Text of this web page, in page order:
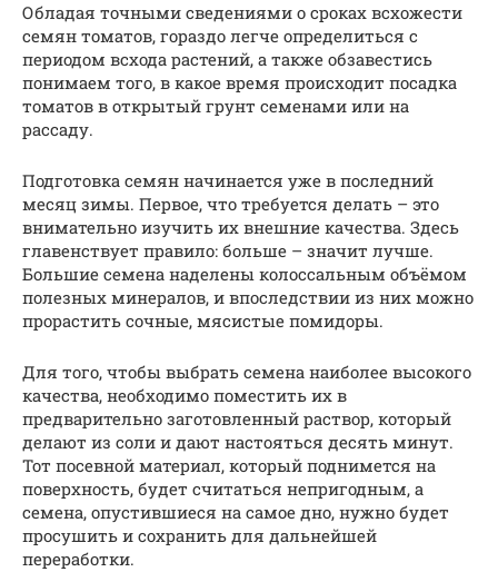
Обладая точными сведениями о сроках всхожести
семян томатов, гораздо легче определиться с
периодом всхода растений, а также обзавестись
понимаем того, в какое время происходит посадка
томатов в открытый грунт семенами или на
рассаду.
Подготовка семян начинается уже в последний
месяц зимы. Первое, что требуется делать – это
внимательно изучить их внешние качества. Здесь
главенствует правило: больше – значит лучше.
Большие семена наделены колоссальным объёмом
полезных минералов, и впоследствии из них можно
прорастить сочные, мясистые помидоры.
Для того, чтобы выбрать семена наиболее высокого
качества, необходимо поместить их в
предварительно заготовленный раствор, который
делают из соли и дают настояться десять минут.
Тот посевной материал, который поднимется на
поверхность, будет считаться непригодным, а
семена, опустившиеся на самое дно, нужно будет
просушить и сохранить для дальнейшей
переработки.